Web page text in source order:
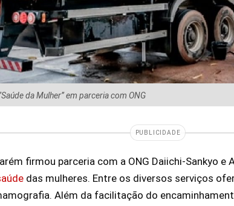
da Mulher’’ em parceria com ONG
PUBLICIDADE
firmou parceria com a ONG Daiichi-Sankyo e
das mulheres. Entre os diversos serviços
Além da facilitação do